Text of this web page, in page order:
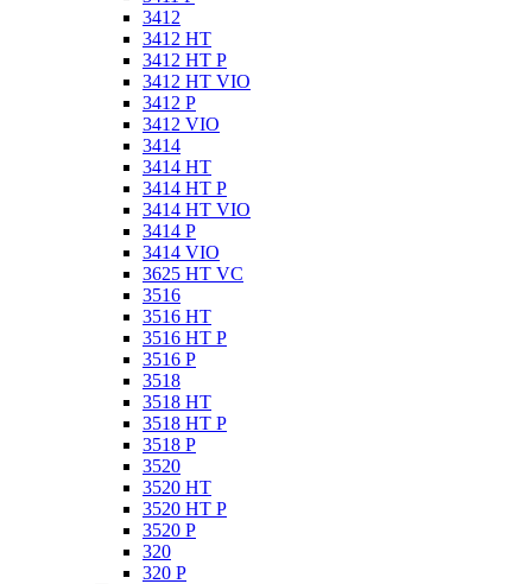
3412
3412 HT
3412 HT P
3412 HT VIO
3412 P
3412 VIO
3414
3414 HT
3414 HT P
3414 HT VIO
3414 P
3414 VIO
3625 HT VC
3516
3516 HT
3516 HT P
3516 P
3518
3518 HT
3518 HT P
3518 P
3520
3520 HT
3520 HT P
3520 P
320
320 P